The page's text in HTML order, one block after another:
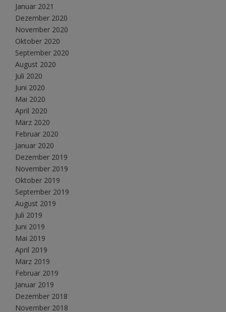
Januar 2021
Dezember 2020
November 2020
Oktober 2020
September 2020
August 2020
Juli 2020
Juni 2020
Mai 2020
April 2020
März 2020
Februar 2020
Januar 2020
Dezember 2019
November 2019
Oktober 2019
September 2019
August 2019
Juli 2019
Juni 2019
Mai 2019
April 2019
März 2019
Februar 2019
Januar 2019
Dezember 2018
November 2018